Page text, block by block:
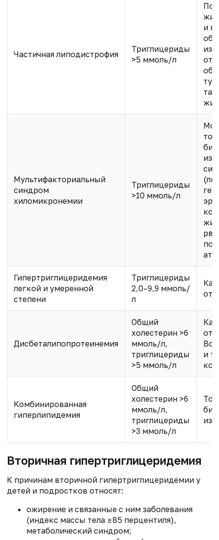
Частичная липодистрофия
Триглицериды
>5 ммоль/л
и в
Мультифакториальный
синдром
хиломикронемии
Триглицериды
>10 ммоль/л
Гипертриглицеридемия
легкой и умеренной
степени
Триглицериды
2,0–9,9 ммоль/
л
Дисбеталипопротеинемия
Общий
холестерин >6
ммоль/л,
триглицериды
>5 ммоль/л
и
Комбинированная
гиперлипидемия
Общий
холестерин >6
ммоль/л,
триглицериды
>3 ммоль/л
Вторичная гипертриглицеридемия
К причинам вторичной гипертриглицеридемии у
детей и подростков относят:
ожирение и связанные с ним заболевания
(индекс массы тела ≥85 перцентиля),
метаболический синдром;